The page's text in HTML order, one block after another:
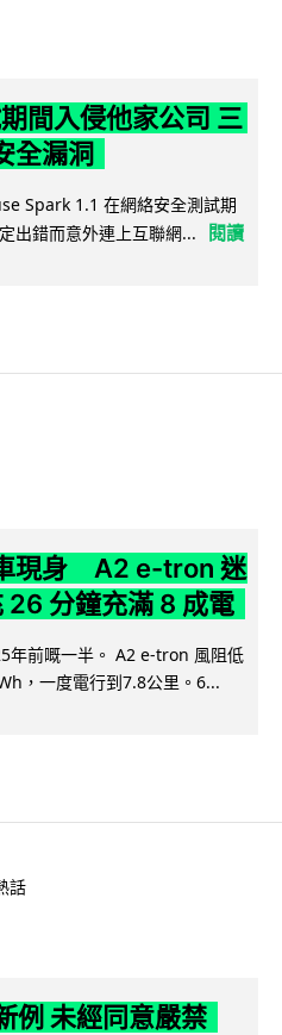
間入侵他家公司 三
全漏洞
Spark 1.1 在網絡安全測試期
出錯而意外連上互聯網...
閱讀
現身 A2 e-tron 迷
分鐘充滿 8 成電
年前嘅一半。 A2 e-tron 風阻低
，一度電行到7.8公里。6...
話
例 未經同意嚴禁